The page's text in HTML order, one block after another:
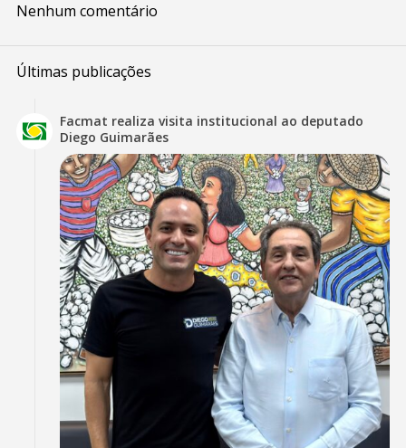
Nenhum comentário
Últimas publicações
Facmat realiza visita institucional ao deputado
Diego Guimarães